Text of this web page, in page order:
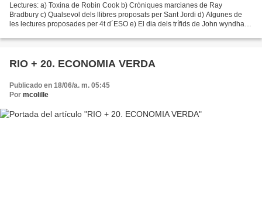
Lectures: a) Toxina de Robin Cook b) Cròniques marcianes de Ray
Bradbury c) Qualsevol dels llibres proposats per Sant Jordi d) Algunes de
les lectures proposades per 4t d´ESO e) El dia dels trífids de John wyndham,
RIO + 20. ECONOMIA VERDA
Publicado en 18/06/a. m. 05:45
Por mcolille